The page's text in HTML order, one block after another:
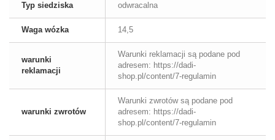
Typ siedziska odwracalna
Waga wózka 14,5
warunki
reklamacji
Warunki reklamacji są podane pod
adresem: https://dadi-
shop.pl/content/7-regulamin
warunki zwrotów
Warunki zwrotów są podane pod
adresem: https://dadi-
shop.pl/content/7-regulamin